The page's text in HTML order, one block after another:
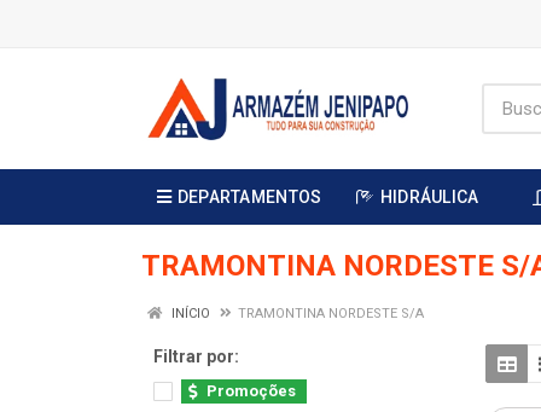
DEPARTAMENTOS HIDRÁULICA
TRAMONTINA NORDESTE S/
INÍCIO TRAMONTINA NORDESTE S/A
Filtrar por:
Promoções